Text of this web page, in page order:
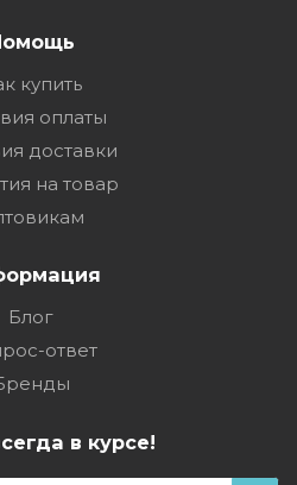
купить
оплаты
доставки
на товар
Блог
ответ
в курсе!